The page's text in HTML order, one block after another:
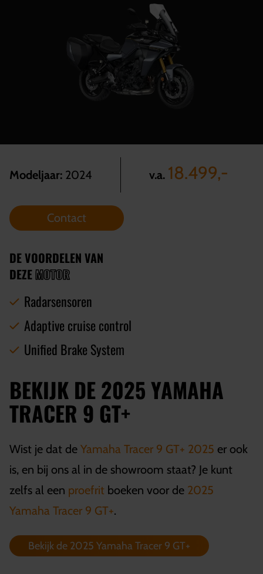
Modeljaar: 2024 v.a. 18.499,-
Contact
DE VOORDELEN VAN
DEZEMOTOR
Radarsensoren
Adaptive cruise control
Unified Brake System
BEKIJK DE 2025 YAMAHA
TRACER 9 GT+
Wist je dat de Yamaha Tracer 9 GT+ 2025 er ook
is, en bij ons al in de showroom staat? Je kunt
zelfs al een proefrit boeken voor de 2025
Yamaha Tracer 9 GT+.
Bekijk de 2025 Yamaha Tracer 9 GT+